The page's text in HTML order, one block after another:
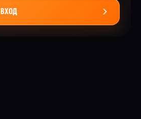
ВХОД